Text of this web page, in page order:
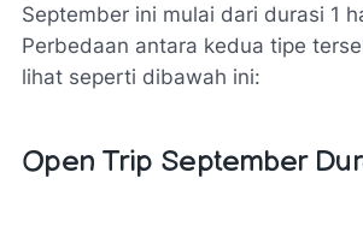
September ini mulai dari durasi 1
Perbedaan antara kedua tipe
lihat seperti dibawah ini:
Open Trip September